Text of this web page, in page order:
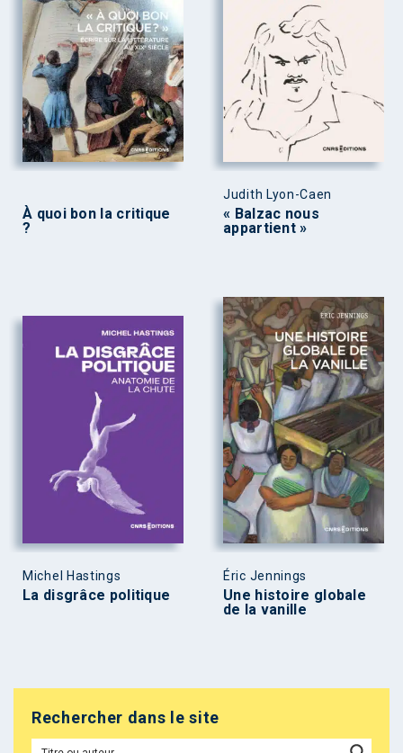
À quoi bon la critique
?
Judith Lyon-Caen
« Balzac nous
appartient »
Michel Hastings
La disgrâce politique
Éric Jennings
Une histoire globale
de la vanille
Rechercher dans le site